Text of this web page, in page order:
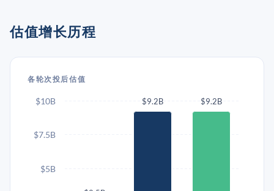
估值增长历程
各轮次投后估值
$9.2B $9.2B
$5B
$7.5B
$10B